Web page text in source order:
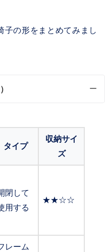
子の形をまとめてみまし
タイプ
収納サイ
ズ
閉して
用する
★★☆☆
レーム